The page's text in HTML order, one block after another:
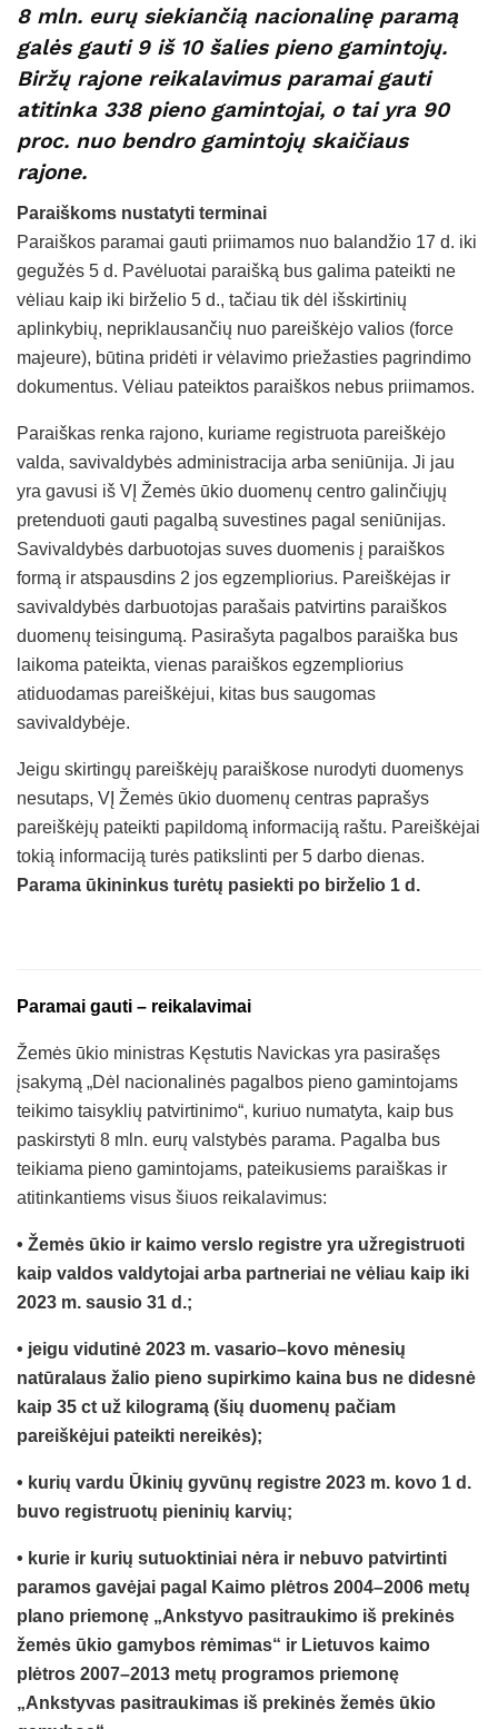
8 mln. eurų siekiančią nacionalinę paramą
galės gauti 9 iš 10 šalies pieno gamintojų.
Biržų rajone reikalavimus paramai gauti
atitinka 338 pieno gamintojai, o tai yra 90
proc. nuo bendro gamintojų skaičiaus
rajone.
Paraiškoms nustatyti terminai
Paraiškos paramai gauti priimamos nuo balandžio 17 d. iki
gegužės 5 d. Pavėluotai paraišką bus galima pateikti ne
vėliau kaip iki birželio 5 d., tačiau tik dėl išskirtinių
aplinkybių, nepriklausančių nuo pareiškėjo valios (force
majeure), būtina pridėti ir vėlavimo priežasties pagrindimo
dokumentus. Vėliau pateiktos paraiškos nebus priimamos.
Paraiškas renka rajono, kuriame registruota pareiškėjo
valda, savivaldybės administracija arba seniūnija. Ji jau
yra gavusi iš VĮ Žemės ūkio duomenų centro galinčiųjų
pretenduoti gauti pagalbą suvestines pagal seniūnijas.
Savivaldybės darbuotojas suves duomenis į paraiškos
formą ir atspausdins 2 jos egzempliorius. Pareiškėjas ir
savivaldybės darbuotojas parašais patvirtins paraiškos
duomenų teisingumą. Pasirašyta pagalbos paraiška bus
laikoma pateikta, vienas paraiškos egzempliorius
atiduodamas pareiškėjui, kitas bus saugomas
savivaldybėje.
Jeigu skirtingų pareiškėjų paraiškose nurodyti duomenys
nesutaps, VĮ Žemės ūkio duomenų centras paprašys
pareiškėjų pateikti papildomą informaciją raštu. Pareiškėjai
tokią informaciją turės patikslinti per 5 darbo dienas.
Parama ūkininkus turėtų pasiekti po birželio 1 d.
Paramai gauti – reikalavimai
Žemės ūkio ministras Kęstutis Navickas yra pasirašęs
įsakymą „Dėl nacionalinės pagalbos pieno gamintojams
teikimo taisyklių patvirtinimo“, kuriuo numatyta, kaip bus
paskirstyti 8 mln. eurų valstybės parama. Pagalba bus
teikiama pieno gamintojams, pateikusiems paraiškas ir
atitinkantiems visus šiuos reikalavimus:
• Žemės ūkio ir kaimo verslo registre yra užregistruoti
kaip valdos valdytojai arba partneriai ne vėliau kaip iki
2023 m. sausio 31 d.;
• jeigu vidutinė 2023 m. vasario–kovo mėnesių
natūralaus žalio pieno supirkimo kaina bus ne didesnė
kaip 35 ct už kilogramą (šių duomenų pačiam
pareiškėjui pateikti nereikės);
• kurių vardu Ūkinių gyvūnų registre 2023 m. kovo 1 d.
buvo registruotų pieninių karvių;
• kurie ir kurių sutuoktiniai nėra ir nebuvo patvirtinti
paramos gavėjai pagal Kaimo plėtros 2004–2006 metų
plano priemonę „Ankstyvo pasitraukimo iš prekinės
žemės ūkio gamybos rėmimas“ ir Lietuvos kaimo
plėtros 2007–2013 metų programos priemonę
„Ankstyvas pasitraukimas iš prekinės žemės ūkio